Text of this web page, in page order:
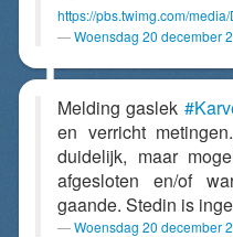
https://pbs.twimg.com/
Woensdag 20 december
Melding gaslek
en verricht
duidelijk, maar
afgesloten en/of
gaande. Stedin is
Woensdag 20 december